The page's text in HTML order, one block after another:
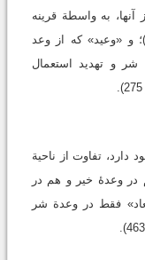
به واسطة قرينه
معيّن مى‏شود (مصطفوی، 1380، ج‏3، ص219)؛ و «وعید» که از وعد
و تهدید استعمال
دارد، تفاوت از ناحیة
وعدۀ خير و هم در
فقط در وعدة شر